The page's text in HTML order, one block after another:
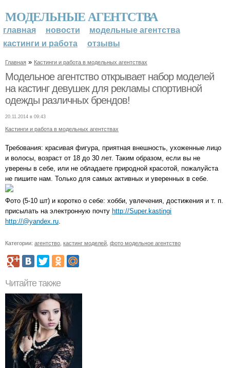
МОДЕЛЬНЫЕ АГЕНТСТВА
главная новости
модельные агентства
кастинги и работа
отзывы
Главная » Кастинги и работа в модельных агентствах
Модельное агентство открывает набор моделей
на кастинг девушек для рекламы спортивной
одежды различных брендов!
20.11.2014 в 09:43
Кастинги и работа в модельных агентствах
Требования: красивая фигура, приятная внешность, ухоженные лицо
и волосы, возраст от 18 до 30 лет. Таким образом, если вы не
уверены в себе, или не обладаете природной красотой, пожалуйста
не пишите нам. Только для самых активных и уверенных в себе.
Фото (5-10 шт) и коротко о себе: хобби, увлечения, достижения и т. п.
присылать на электронную почту http://Super.kastingi
http://@yandex.ru
Категории: агентство кастинг моделей фото модельное агентство
Читайте также